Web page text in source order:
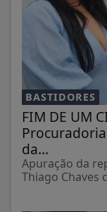
BASTIDORES
FIM DE UM
da...
Apuração da
Thiago Chaves